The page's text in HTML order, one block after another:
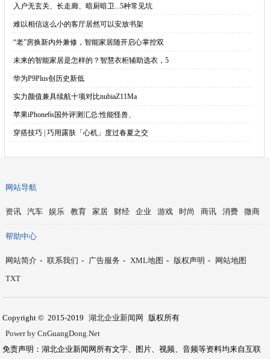
· 入户无玄关、长走廊、暗厨暗卫...5种常见坑
·难以相信这么小的客厅居然可以安放书架
·“老”房换新内外兼修，智能家居随开启心掌控双
·未来的智能家居是怎样的？智慧衣柜辅助选衣，5
·华为P9Plus创历史新低
·实力颜值兼具续航十项对比nubiaZ11Ma
·苹果iPhone6s国外评测汇总:性能怪兽、
·穿搭技巧 | 巧用露肤「心机」度过春夏之交
网站导航
资讯 汽车 娱乐 教育 家居 财经 企业 游戏 时尚 商讯 消费 微商
帮助中心
网站简介 - 联系我们 - 广告服务 - XML地图 - 版权声明 -
网站地图
TXT
Copyright © 2015-2019 湖北企业新闻网
版权所有
Power by CnGuangDong.Net
免责声明：湖北企业新闻网所有文字、图片、视频、音频等资料均来自互联